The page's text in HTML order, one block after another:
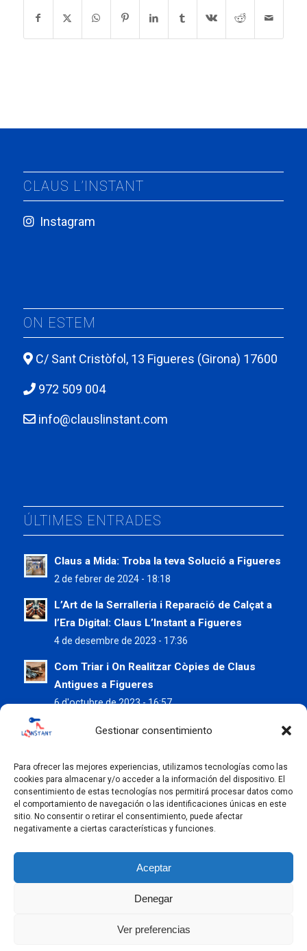
Gestionar consentimiento
Para ofrecer las mejores experiencias, utilizamos tecnologías como las
cookies para almacenar y/o acceder a la información del dispositivo. El
consentimiento de estas tecnologías nos permitirá procesar datos como
el comportamiento de navegación o las identificaciones únicas en este
sitio. No consentir o retirar el consentimiento, puede afectar
negativamente a ciertas características y funciones.
Aceptar
Denegar
Ver preferencias
CLAUS L’INSTANT
Instagram
ON ESTEM
C/ Sant Cristòfol, 13 Figueres (Girona) 17600
972 509 004
info@clauslinstant.com
ÚLTIMES ENTRADES
Claus a Mida: Troba la teva Solució a Figueres
2 de febrer de 2024 - 18:18
L’Art de la Serralleria i Reparació de Calçat a
l’Era Digital: Claus L’Instant a Figueres
4 de desembre de 2023 - 17:36
Com Triar i On Realitzar Còpies de Claus
Antigues a Figueres
6 d'octubre de 2023 - 16:57
Preserva les teves Sabates d’Estiu amb els
5 de juliol de 2023 - 9:37
Còpia de claus a Figueres: La importància
d’un duplicat de qualitat
7 de juny de 2023 - 9:01